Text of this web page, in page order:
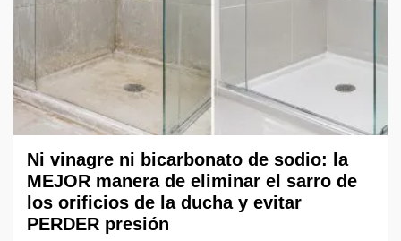
Ni vinagre ni bicarbonato de sodio: la
MEJOR manera de eliminar el sarro de
los orificios de la ducha y evitar
PERDER presión